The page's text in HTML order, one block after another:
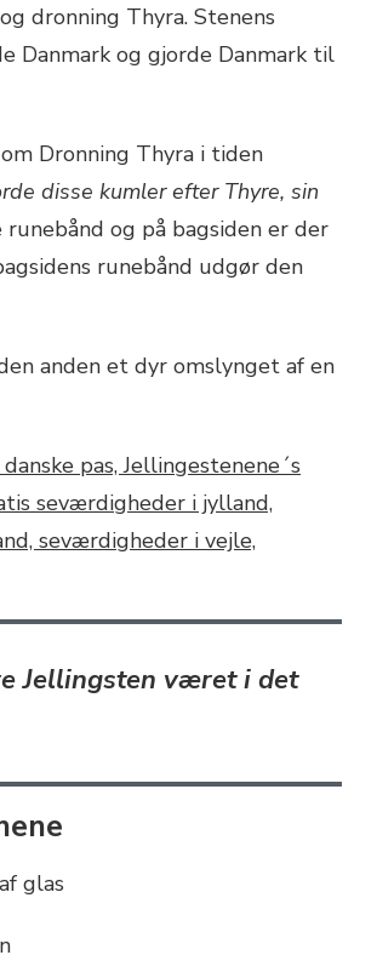
dronning Thyra. Stenens
Danmark og gjorde Danmark til
Dronning Thyra i tiden
disse kumler efter Thyre, sin
og på bagsiden er der
runebånd udgør den
anden et dyr omslynget af en
Jellingsten været i det
glas